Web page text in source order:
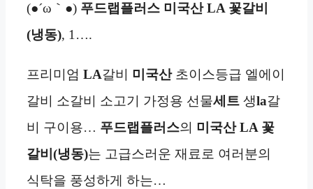
(●´ω｀●) 푸드랩플러스 미국산 LA 꽃갈비
(냉동), 1….
프리미엄 LA갈비 미국산초이스등급 엘에이
갈비 소갈비 소고기 가정용 선물세트 생la갈
비 구이용… 푸드랩플러스의 미국산 LA 꽃
갈비 (냉동)는 고급스러운 재료로 여러분의
식탁을 풍성하게 하는…